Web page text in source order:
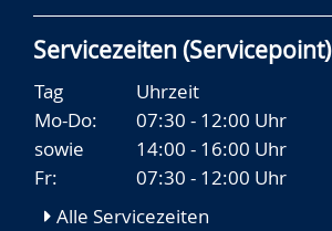
Servicezeiten (Servicepoint)
Tag
Uhrzeit
Mo-Do:
07:30 - 12:00 Uhr
sowie
14:00 - 16:00 Uhr
Fr:
07:30 - 12:00 Uhr
Alle Servicezeiten